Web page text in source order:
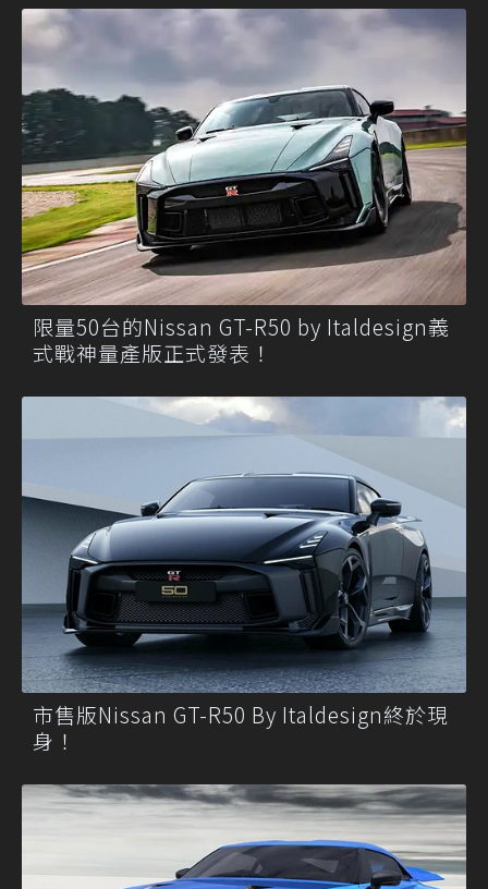
限量50台的Nissan GT-R50 by Italdesign義
式戰神量產版正式發表！
市售版Nissan GT-R50 By Italdesign終於現
身！